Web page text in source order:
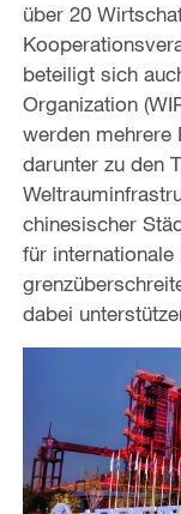
über 20
beteiligt sich
Organization
werden mehrere
darunter zu den
chinesischer
für internationale
dabei